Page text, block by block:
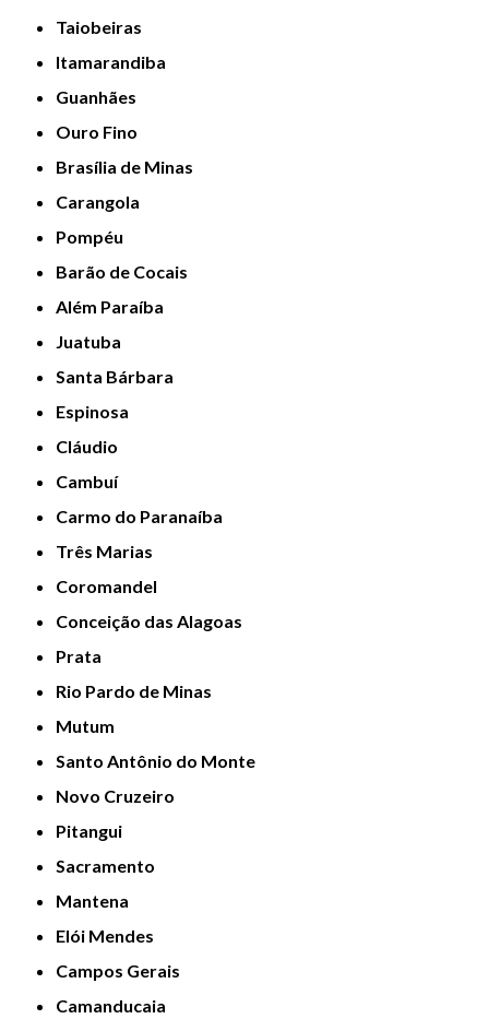
Taiobeiras
Itamarandiba
Guanhães
Ouro Fino
Brasília de Minas
Carangola
Pompéu
Barão de Cocais
Além Paraíba
Juatuba
Santa Bárbara
Espinosa
Cláudio
Cambuí
Carmo do Paranaíba
Três Marias
Coromandel
Conceição das Alagoas
Prata
Rio Pardo de Minas
Mutum
Santo Antônio do Monte
Novo Cruzeiro
Pitangui
Sacramento
Mantena
Elói Mendes
Campos Gerais
Camanducaia